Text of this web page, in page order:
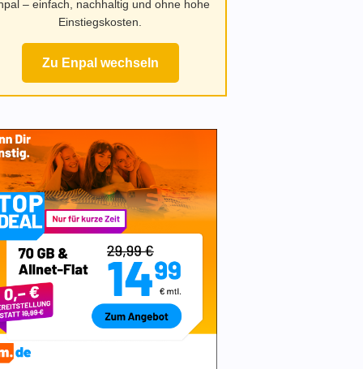
– einfach, nachhaltig und ohne hohe
Einstiegskosten.
Zu Enpal wechseln